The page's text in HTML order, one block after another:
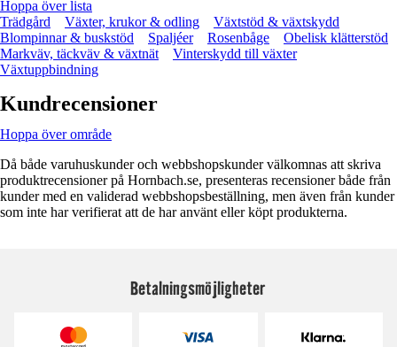
Hoppa över lista
Trädgård
Växter, krukor & odling
Växtstöd & växtskydd
Blompinnar & buskstöd
Spaljéer Rosenbåge
Obelisk klätterstöd
Markväv, täckväv & växtnät
Vinterskydd till växter
Växtuppbindning
Kundrecensioner
Hoppa över område
Då både varuhuskunder och webbshopskunder välkomnas att skriva
produktrecensioner på Hornbach.se, presenteras recensioner både från
kunder med en validerad webbshopsbeställning, men även från kunder
som inte har verifierat att de har använt eller köpt produkterna.
Betalningsmöjligheter